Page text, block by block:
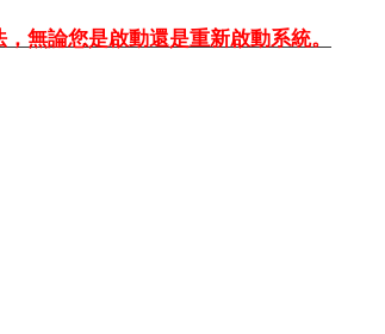
，無論您是啟動還是重新啟動系統。